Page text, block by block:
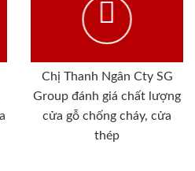
Chị Thanh Ngân Cty SG
Group đánh giá chất lượng
cửa gỗ chống cháy, cửa
thép